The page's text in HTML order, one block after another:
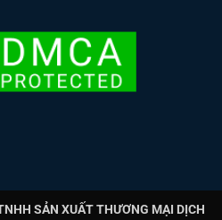
SẢN XUẤT THƯƠNG MẠI DỊCH